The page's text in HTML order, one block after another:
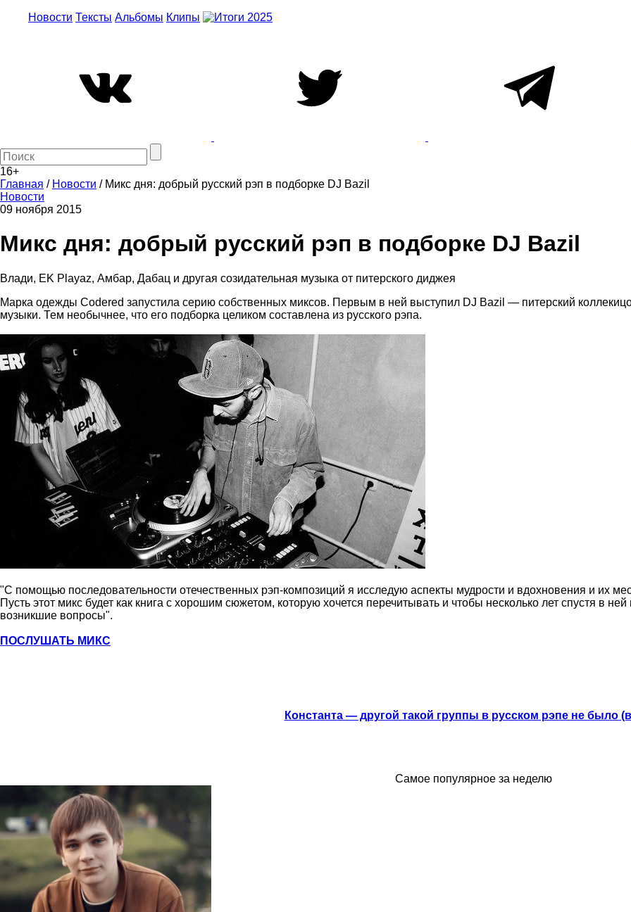
Новости Тексты Альбомы Клипы
16+
Главная / Новости / Микс дня: добрый русский рэп в подборке DJ Bazil
Новости
09 ноября 2015
Микс дня: добрый русский рэп в подборке DJ Bazil
Влади, EK Playaz, Амбар, Дабац и другая созидательная музыка от питерского диджея
Марка одежды Codered запустила серию собственных миксов. Первым в ней выступил DJ Bazil — питерский
музыки. Тем необычнее, что его подборка целиком составлена из русского рэпа.
"С помощью последовательности отечественных рэп-композиций я исследую аспекты мудрости и вдохновения и их
Пусть этот микс будет как книга с хорошим сюжетом, которую хочется перечитывать и чтобы несколько лет спустя в
возникшие вопросы".
ПОСЛУШАТЬ МИКС
Константа — другой такой группы в русском рэпе не было
Самое популярное за неделю